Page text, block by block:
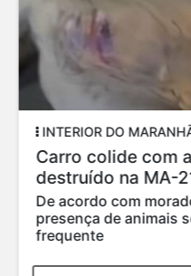
INTERIOR DO
Carro colide com
destruído na MA-
De acordo com
presença de animais
frequente